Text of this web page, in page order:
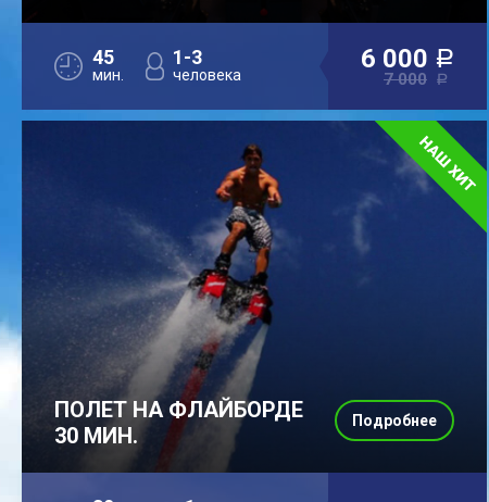
45
мин.
1-3
человека
6 000 a
7 000 a
ПОЛЕТ НА ФЛАЙБОРДЕ
30 МИН.
Подробнее